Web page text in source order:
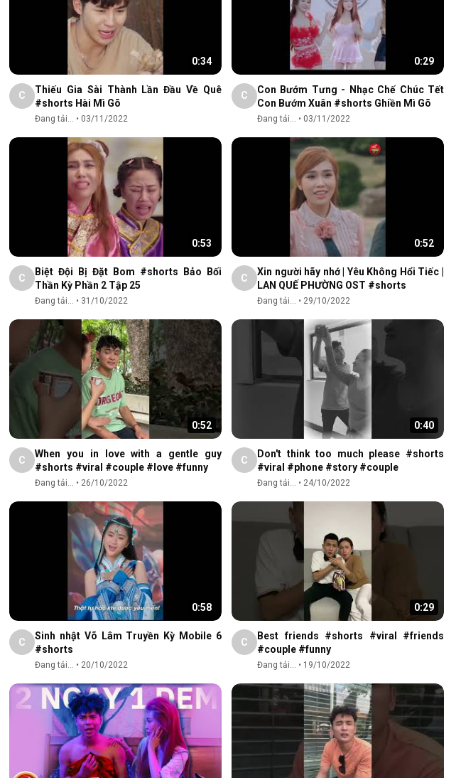
0:34
C
Thiếu Gia Sài Thành Lần Đầu Về Quê
#shorts Hài Mì Gõ
Đang tải... • 03/11/2022
0:29
C
Con Bướm Tưng - Nhạc Chế Chúc Tết
Con Bướm Xuân #shorts Ghiền Mì Gõ
Đang tải... • 03/11/2022
0:53
C
Biệt Đội Bị Đặt Bom #shorts Bảo Bối
Thần Kỳ Phần 2 Tập 25
Đang tải... • 31/10/2022
0:52
C
Xin người hãy nhớ | Yêu Không Hổi Tiếc |
LAN QUẾ PHƯỜNG OST #shorts
Đang tải... • 29/10/2022
0:52
C
When you in love with a gentle guy
#shorts #viral #couple #love #funny
Đang tải... • 26/10/2022
0:40
C
Don't think too much please #shorts
#viral #phone #story #couple
Đang tải... • 24/10/2022
0:58
C
Sinh nhật Võ Lâm Truyền Kỳ Mobile 6
#shorts
Đang tải... • 20/10/2022
0:29
C
Best friends #shorts #viral #friends
#couple #funny
Đang tải... • 19/10/2022